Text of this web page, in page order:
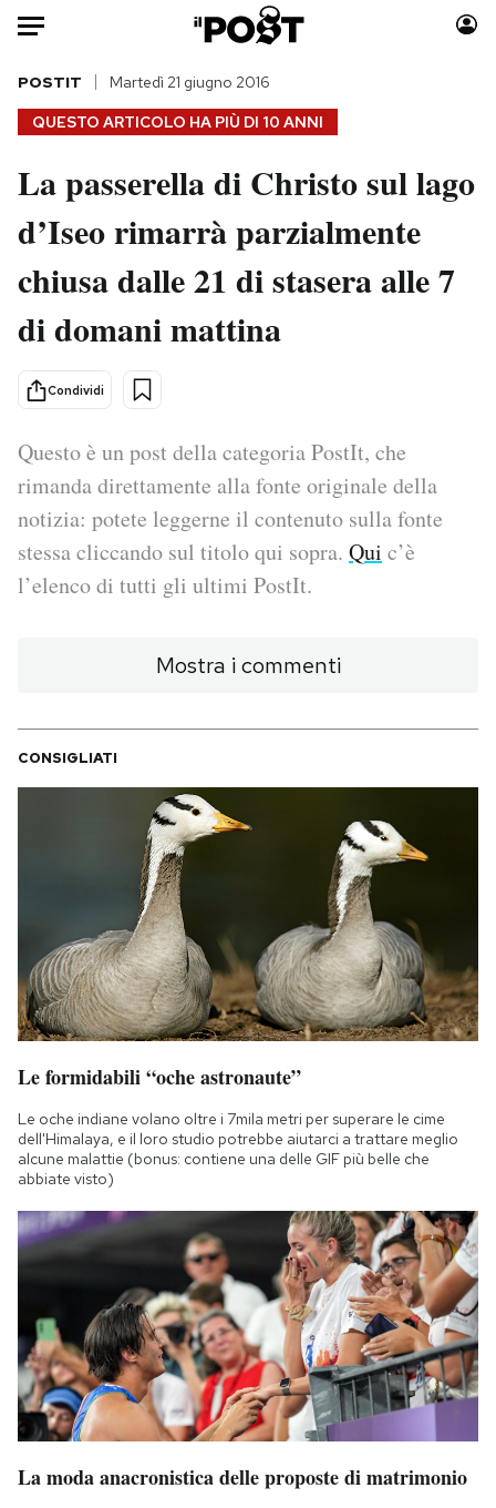
Auto
HOME
Italia
Politica
Tecnologia
Scienza
Cultura
Economia
Sport
Moda
Consumismi
Storie/Idee
Media
Mondiali calcio 2026
PODCAST
SHOP
CALENDARIO
AREA PERSONALE
Area Personale
Newsletter
Notifiche mobile
Regala il Post
Hai bisogno di aiuto?
QUESTO ARTICOLO HA PIÙ DI 10 ANNI
POSTIT Martedì 21 giugno 2016
La passerella di Christo sul lago
d’Iseo rimarrà parzialmente
chiusa dalle 21 di stasera alle 7
di domani mattina
Condividi
Questo è un post della categoria PostIt, che
rimanda direttamente alla fonte originale della
notizia: potete leggerne il contenuto sulla fonte
stessa cliccando sul titolo qui sopra. Qui c’è
l’elenco di tutti gli ultimi PostIt.
Mostra i commenti
CONSIGLIATI
Le formidabili “oche astronaute”
Le oche indiane volano oltre i 7mila metri per superare le cime
dell'Himalaya, e il loro studio potrebbe aiutarci a trattare meglio
alcune malattie (bonus: contiene una delle GIF più belle che
abbiate visto)
La moda anacronistica delle proposte di matrimonio